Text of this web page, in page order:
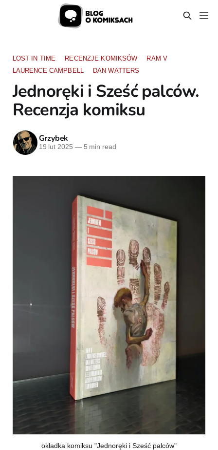
LOST IN TIME RECENZJE KOMIKSÓW
RAM V
LAURENCE CAMPBELL
DAN WATTERS
Jednoręki i Sześć palców.
Recenzja komiksu
Grzybek
19 lut 2025 —5 min read
okładka komiksu "Jednoręki i Sześć palców"